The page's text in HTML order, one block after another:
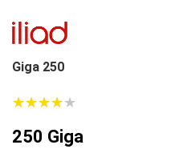
Giga 250
★★★★★
★★★★★
250 Giga